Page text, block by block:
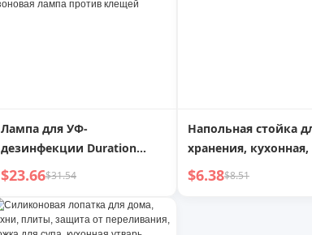
Лампа для УФ-
дезинфекции Duration
Power для дома, спальни,
дистанционным
управлением, мобильная
$23.66$31.54
Напольная стойка
хранения, кухонная,
комната, мобильная
$6.38$8.51